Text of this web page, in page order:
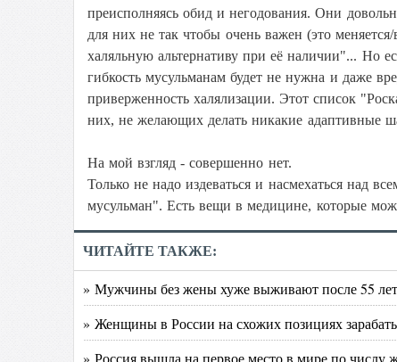
преисполняясь обид и негодования. Они
для них не так чтобы очень важен (это
халяльную альтернативу при её наличии"... Но
гибкость мусульманам будет не нужна и даже
приверженность халялизации. Этот список
них, не желающих делать никакие адаптивные
На мой взгляд - совершенно нет.
Только не надо издеваться и насмехаться над
мусульман". Есть вещи в медицине, которые
ЧИТАЙТЕ ТАКЖЕ:
» Мужчины без жены хуже выживают после 55
» Женщины в России на схожих позициях
» Россия вышла на первое место в мире по числу